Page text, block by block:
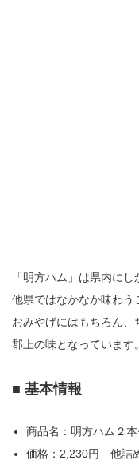
「明方ハム」は県内にし
他県ではなかなか味わう
おみやげにはもちろん、
郡上の味となっています。
■ 基本情報
商品名：明方ハム２本
価格：2,230円 他詰